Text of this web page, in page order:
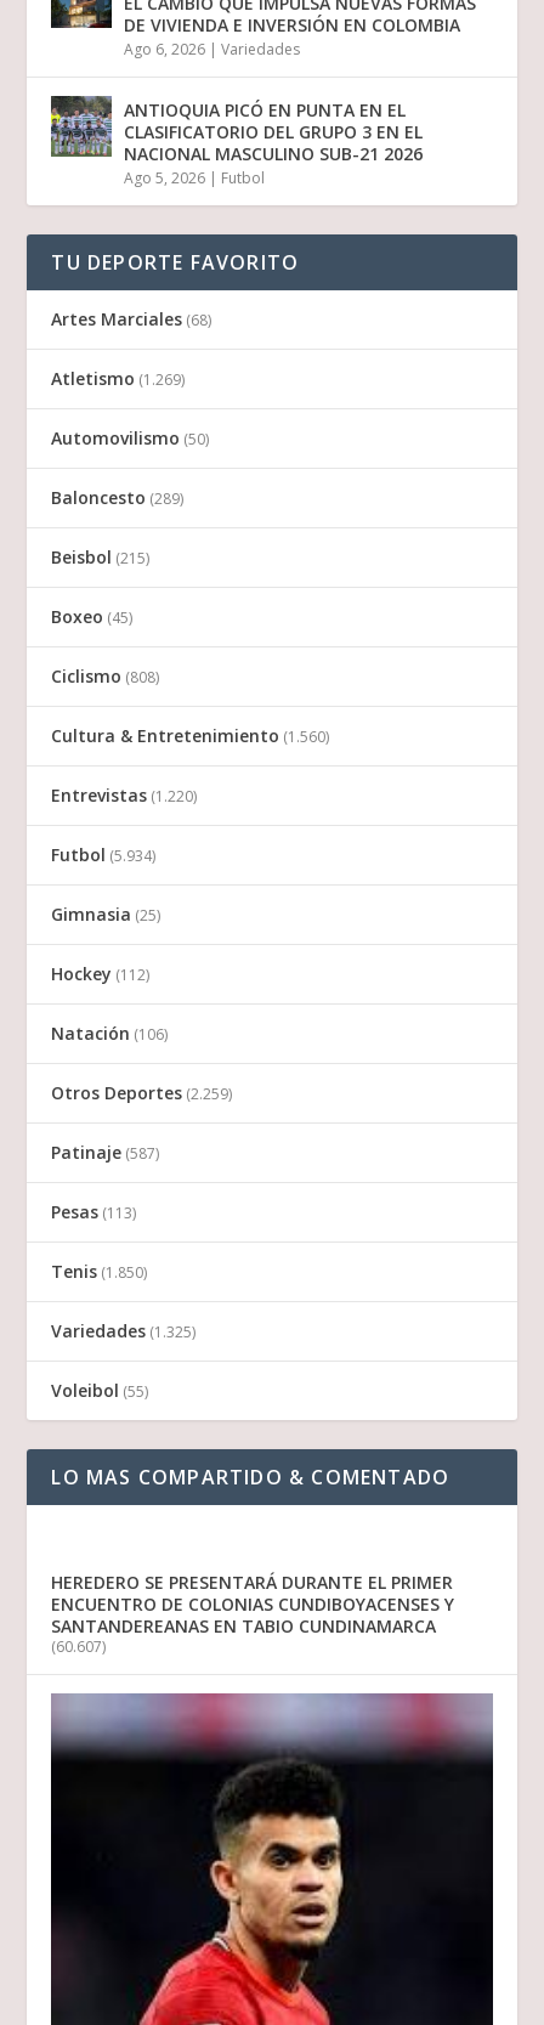
DE VIVIENDA E INVERSIÓN EN COLOMBIA
Ago 6, 2026 |Variedades
ANTIOQUIA PICÓ EN PUNTA EN EL
CLASIFICATORIO DEL GRUPO 3 EN EL
NACIONAL MASCULINO SUB-21 2026
Ago 5, 2026 | Futbol
TU DEPORTE FAVORITO
Artes Marciales (68)
Atletismo (1.269)
Automovilismo (50)
Baloncesto (289)
Beisbol (215)
Boxeo (45)
Ciclismo (808)
Cultura & Entretenimiento (1.560)
Entrevistas (1.220)
Futbol (5.934)
Gimnasia (25)
Hockey (112)
Natación (106)
Otros Deportes (2.259)
Patinaje (587)
Pesas (113)
Tenis (1.850)
Variedades (1.325)
Voleibol (55)
LO MAS COMPARTIDO & COMENTADO
HEREDERO SE PRESENTARÁ DURANTE EL PRIMER
ENCUENTRO DE COLONIAS CUNDIBOYACENSES Y
SANTANDEREANAS EN TABIO CUNDINAMARCA
(60.607)